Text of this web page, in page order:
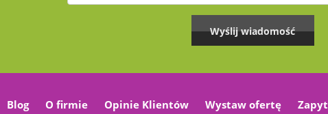
Blog O firmie Opinie Klientów Wystaw ofertę